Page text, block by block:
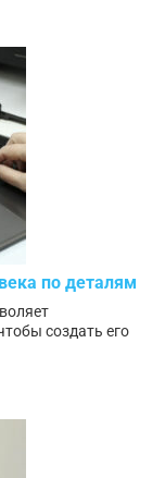
по деталям
создать его